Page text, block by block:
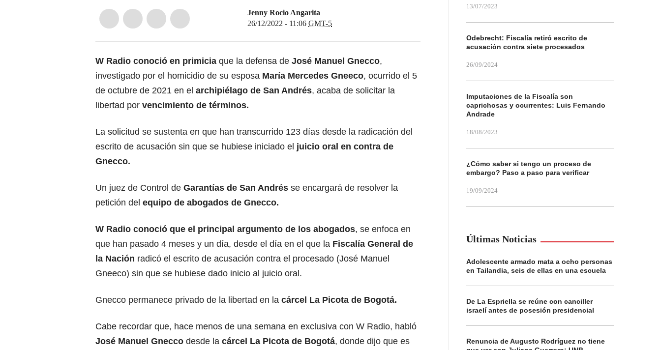
Jenny Rocio Angarita
26/12/2022 - 11:06 GMT-5
W Radio conoció en primicia que la defensa de José Manuel Gnecco,
investigado por el homicidio de su esposa María Mercedes Gneeco, ocurrido el 5
de octubre de 2021 en el archipiélago de San Andrés, acaba de solicitar la
libertad por vencimiento de términos.
La solicitud se sustenta en que han transcurrido 123 días desde la radicación del
escrito de acusación sin que se hubiese iniciado el juicio oral en contra de
Gnecco.
Un juez de Control de Garantías de San Andrés se encargará de resolver la
petición del equipo de abogados de Gnecco.
W Radio conoció que el principal argumento de los abogados, se enfoca en
que han pasado 4 meses y un día, desde el día en el que la Fiscalía General de
la Nación radicó el escrito de acusación contra el procesado (José Manuel
Gneeco) sin que se hubiese dado inicio al juicio oral.
Gnecco permanece privado de la libertad en la cárcel La Picota de Bogotá.
Cabe recordar que, hace menos de una semana en exclusiva con W Radio, habló
José Manuel Gnecco desde la cárcel La Picota de Bogotá, donde dijo que es
13/07/2023
Odebrecht: Fiscalía retiró escrito de
acusación contra siete procesados
26/09/2024
Imputaciones de la Fiscalía son
caprichosas y ocurrentes: Luis Fernando
Andrade
18/08/2023
¿Cómo saber si tengo un proceso de
embargo? Paso a paso para verificar
19/09/2024
Últimas Noticias
Adolescente armado mata a ocho personas
en Tailandia, seis de ellas en una escuela
De La Espriella se reúne con canciller
israelí antes de posesión presidencial
Renuncia de Augusto Rodríguez no tiene